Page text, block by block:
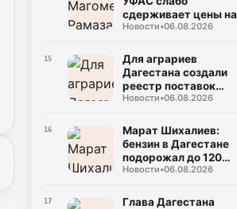
сдерживает цены на
топливо
Новости•06.08.2026
15
Для аграриев
Дагестана создали
реестр поставок
топлива
Новости•06.08.2026
16
Марат Шихалиев:
бензин в Дагестане
подорожал до 120
рублей
Новости•06.08.2026
17
Глава Дагестана